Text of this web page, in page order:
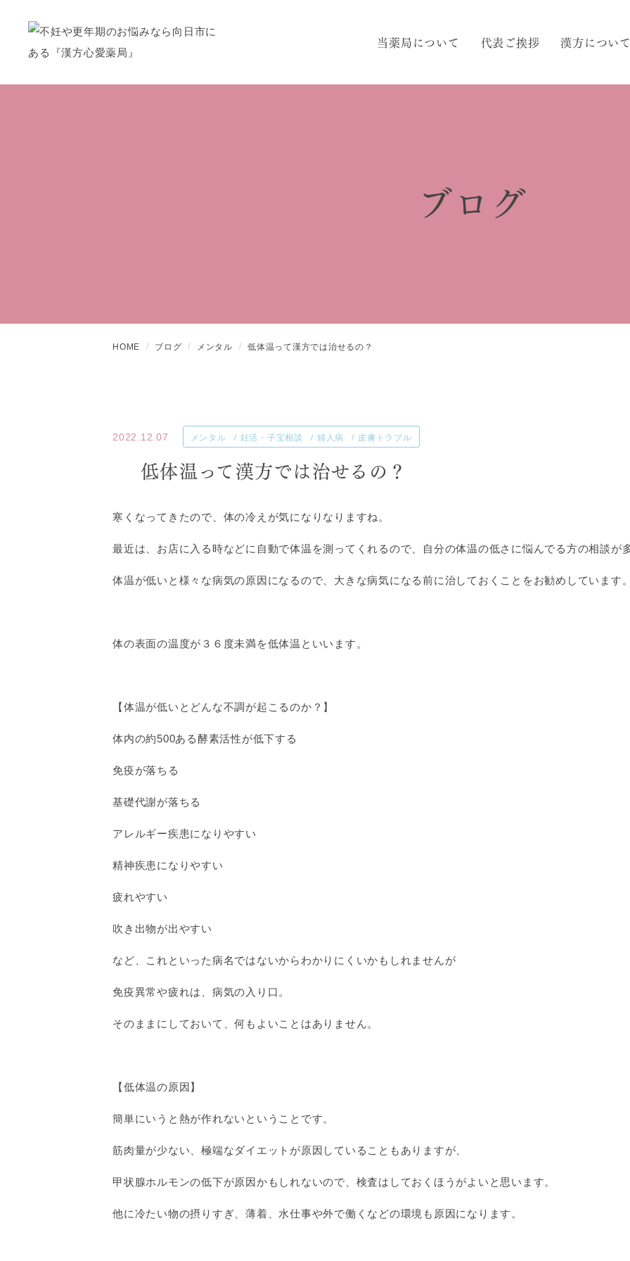
当薬局について 代表ご挨拶 漢方について
ブログ
HOME ブログ メンタル 低体温って漢方では治せるの？
2022.12.07 メンタル 妊活・子宝相談 婦人病 皮膚トラブル
低体温って漢方では治せるの？
寒くなってきたので、体の冷えが気になりなりますね。
最近は、お店に入る時などに自動で体温を測ってくれるので、自分の体温の低さに悩んでる方の相談が
体温が低いと様々な病気の原因になるので、大きな病気になる前に治しておくことをお勧めしています。
体の表面の温度が３６度未満を低体温といいます。
【体温が低いとどんな不調が起こるのか？】
体内の約500ある酵素活性が低下する
免疫が落ちる
基礎代謝が落ちる
アレルギー疾患になりやすい
精神疾患になりやすい
疲れやすい
吹き出物が出やすい
など、これといった病名ではないからわかりにくいかもしれませんが
免疫異常や疲れは、病気の入り口。
そのままにしておいて、何もよいことはありません。
【低体温の原因】
簡単にいうと熱が作れないということです。
筋肉量が少ない、極端なダイエットが原因していることもありますが、
甲状腺ホルモンの低下が原因かもしれないので、検査はしておくほうがよいと思います。
他に冷たい物の摂りすぎ、薄着、水仕事や外で働くなどの環境も原因になります。